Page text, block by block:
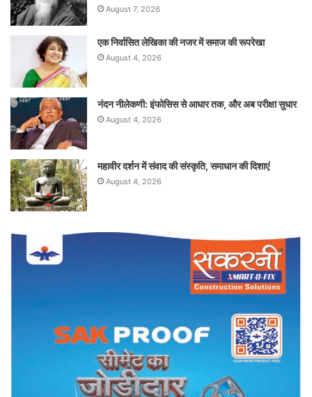
August 7, 2026
एक निर्वासित लेखिका की नजर में समाज की रूपरेखा
August 4, 2026
नंदन नीलेकणी: इंफोसिस से आधार तक, और अब परीक्षा सुधार
August 4, 2026
महावीर दर्शन में संवाद की संस्कृति, समाधान की दिशाएं
August 4, 2026